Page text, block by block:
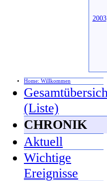
2003
Home: Willkommen
(Liste)
CHRONIK
Aktuell
Wichtige
Ereignisse